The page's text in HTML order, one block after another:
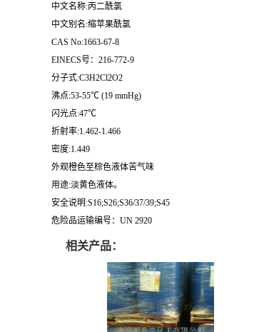
中文名称:丙二酰氯
中文别名:缩苹果酰氯
CAS No:1663-67-8
EINECS号：216-772-9
分子式:C3H2Cl2O2
沸点:53-55℃ (19 mmHg)
闪光点:47℃
折射率:1.462-1.466
密度:1.449
外观橙色至棕色液体苦气味
用途:淡黄色液体。
安全说明:S16;S26;S36/37/39;S45
危险品运输编号：UN 2920
相关产品：